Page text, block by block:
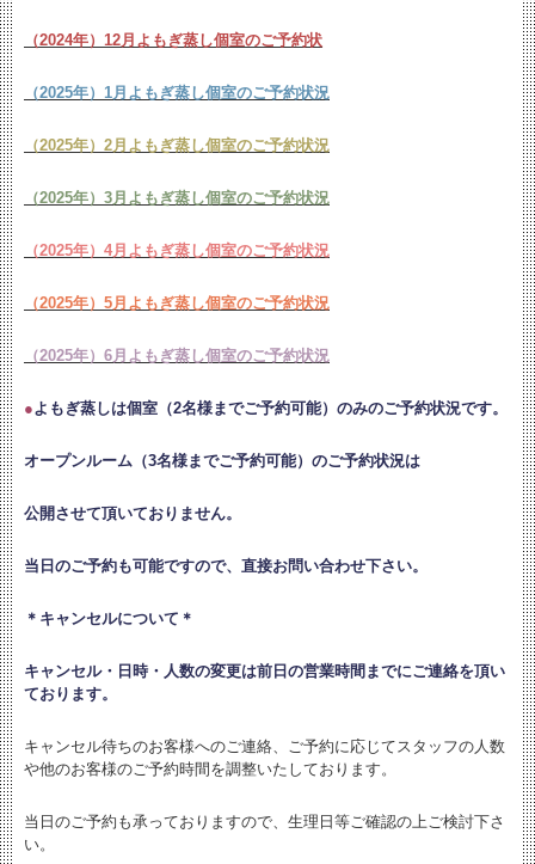
（2024年）12月よもぎ蒸し個室のご予約状
（2025年）1月よもぎ蒸し個室のご予約状況
（2025年）2月よもぎ蒸し個室のご予約状況
（2025年）3月よもぎ蒸し個室のご予約状況
（2025年）4月よもぎ蒸し個室のご予約状況
（2025年）5月よもぎ蒸し個室のご予約状況
（2025年）6月よもぎ蒸し個室のご予約状況
●よもぎ蒸しは個室（2名様までご予約可能）のみのご予約状況です。
オープンルーム（3名様までご予約可能）のご予約状況は
公開させて頂いておりません。
当日のご予約も可能ですので、直接お問い合わせ下さい。
＊キャンセルについて＊
キャンセル・日時・人数の変更は前日の営業時間までにご連絡を頂い
ております。
キャンセル待ちのお客様へのご連絡、ご予約に応じてスタッフの人数
や他のお客様のご予約時間を調整いたしております。
当日のご予約も承っておりますので、生理日等ご確認の上ご検討下さ
い。